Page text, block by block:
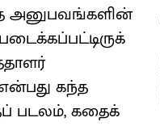
அனுபவங்​களின்
கந்த
படலம், கதைக்